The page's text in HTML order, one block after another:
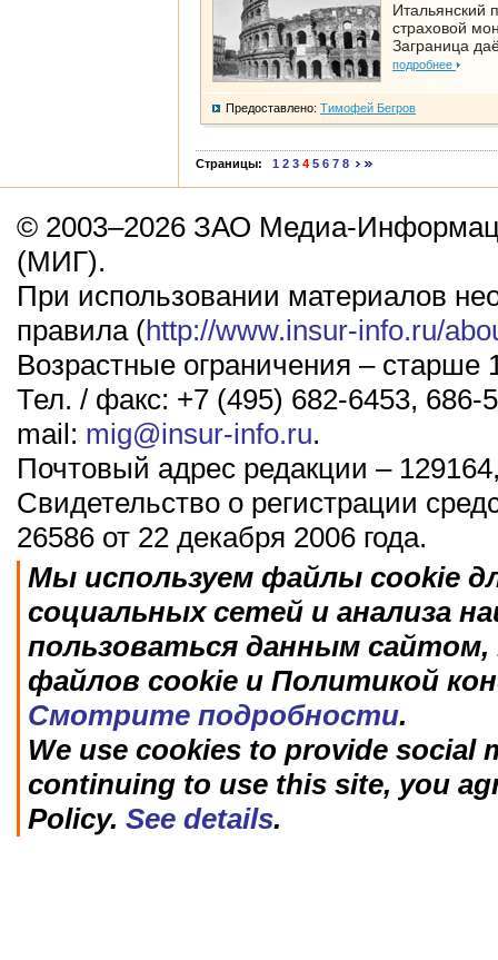
Итальянский
страховой
Заграница
подробнее
Предоставлено: Тимофей Бегров
Страницы: 1 2 3 4 5 6 7 8
© 2003–2026 ЗАО Медиа-
(МИГ).
При использовании материалов
правила (http://www.insur-info.ru/
Возрастные ограничения – старше
Тел. / факс: +7 (495) 682-6453, 686-
mail: mig@insur-info.ru.
Почтовый адрес редакции –
Свидетельство о регистрации
26586 от 22 декабря 2006 года.
Мы используем файлы cookie
социальных сетей и анализа
пользоваться данным
файлов cookie и Политикой
Смотрите подробности.
We use cookies to provide social
continuing to use this site, you
Policy. See details.